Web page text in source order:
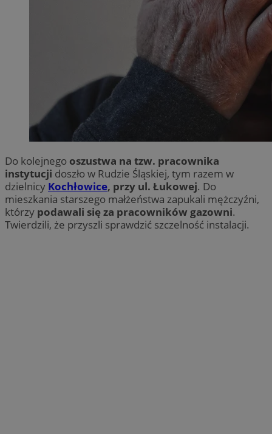
Do kolejnego oszustwa na tzw. pracownika
instytucji doszło w Rudzie Śląskiej, tym razem w
dzielnicy Kochłowice, przy ul. Łukowej. Do
mieszkania starszego małżeństwa zapukali mężczyźni,
którzy podawali się za pracowników gazowni.
Twierdzili, że przyszli sprawdzić szczelność instalacji.